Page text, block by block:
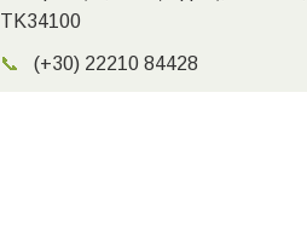
ΤΚ34100
📞 (+30) 22210 84428